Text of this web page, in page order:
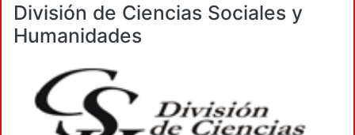
División de Ciencias Sociales y
Humanidades